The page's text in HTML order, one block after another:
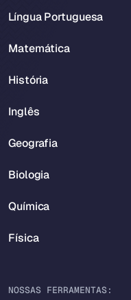
Língua Portuguesa
Matemática
História
Inglês
Geografia
Biologia
Química
Física
NOSSAS FERRAMENTAS: